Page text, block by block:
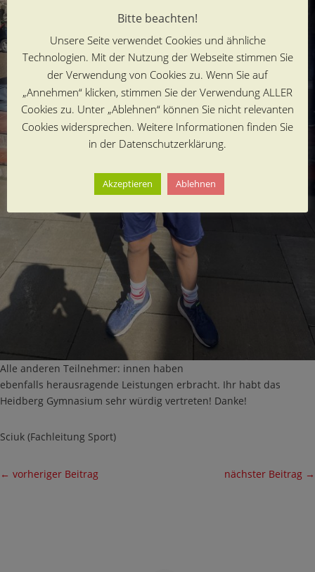
Alle anderen Teilnehmer: innen haben
ebenfalls herausragende Leistungen erbracht. Ihr habt das
Heidberg Gymnasium sehr würdig vertreten! Danke!
Sciuk (Fachleitung Sport)
← vorheriger Beitrag nächster Beitrag →
Bitte beachten!
Unsere Seite verwendet Cookies und ähnliche
Technologien. Mit der Nutzung der Webseite stimmen Sie
der Verwendung von Cookies zu. Wenn Sie auf
„Annehmen“ klicken, stimmen Sie der Verwendung ALLER
Cookies zu. Unter „Ablehnen“ können Sie nicht relevanten
Cookies widersprechen. Weitere Informationen finden Sie
in der Datenschutzerklärung.
Akzeptieren Ablehnen